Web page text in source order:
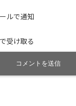
ルで通知
受け取る